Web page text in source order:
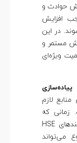
حوادث و
افزایش
در این
مستمر و
ویژه‌ای
لازم
زمانی که
مدیریت ارشد به‌طور فعال در فرآیندهای HSE
می‌تواند